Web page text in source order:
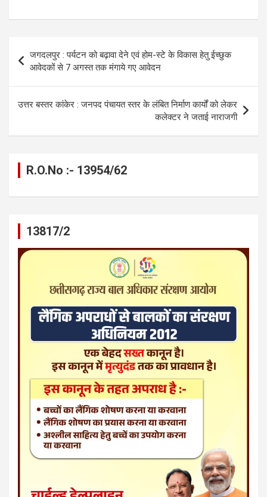
ce
o
o
k
se
g
er
at
s
A
p
p
e
gr
a
m
ail py
n
k
ar
e
navigation
जगदलपुर : पर्यटन को बढ़ावा देने एवं होम-स्टे के विकास हेतु ईच्छुक
आवेदकों से 7 अगस्त तक मंगाये गए आवेदन
उत्तर बस्तर कांकेर : जनपद पंचायत स्तर के लंबित निर्माण कार्यों को लेकर
कलेक्टर ने जताई नाराजगी
R.O.No :- 13954/62
13817/2